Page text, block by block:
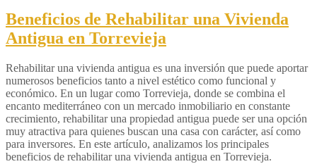
Beneficios de Rehabilitar una Vivienda
Antigua en Torrevieja
Rehabilitar una vivienda antigua es una inversión que puede aportar
numerosos beneficios tanto a nivel estético como funcional y
económico. En un lugar como Torrevieja, donde se combina el
encanto mediterráneo con un mercado inmobiliario en constante
crecimiento, rehabilitar una propiedad antigua puede ser una opción
muy atractiva para quienes buscan una casa con carácter, así como
para inversores. En este artículo, analizamos los principales
beneficios de rehabilitar una vivienda antigua en Torrevieja.